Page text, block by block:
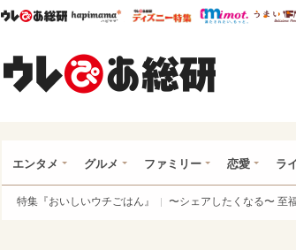
ウレぴあ総研ハピママ* ウレぴあ総研
mimot.
エンタメ グルメ ファミリー 恋愛 ラ
特集『おいしいウチごはん』 〜シェアしたくなる〜 至